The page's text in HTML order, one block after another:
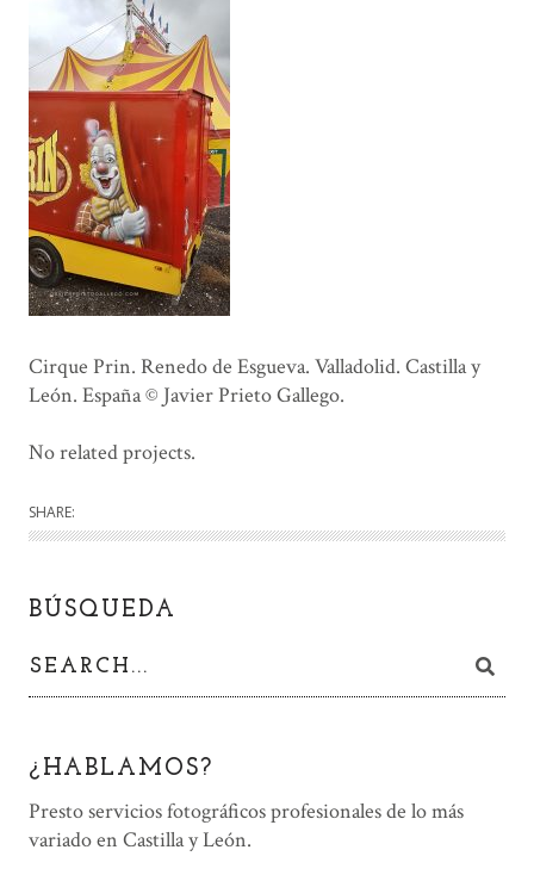
Cirque Prin. Renedo de Esgueva. Valladolid. Castilla y
León. España © Javier Prieto Gallego.
No related projects.
SHARE:
BÚSQUEDA
¿HABLAMOS?
Presto servicios fotográficos profesionales de lo más
variado en Castilla y León.